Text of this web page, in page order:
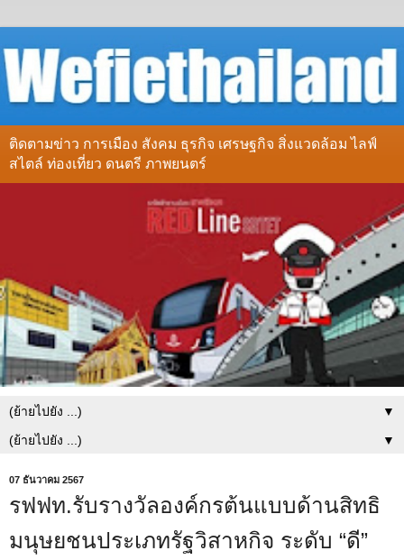
ติดตามข่าว การเมือง สังคม ธุรกิจ เศรษฐกิจ สิ่งแวดล้อม ไลฟ์
สไตล์ ท่องเที่ยว ดนตรี ภาพยนตร์
▼
▼
07 ธันวาคม 2567
รฟฟท.รับรางวัลองค์กรต้นแบบด้านสิทธิ
มนุษยชนประเภทรัฐวิสาหกิจ ระดับ “ดี”